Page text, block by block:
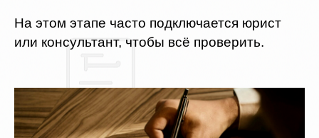
На этом этапе часто подключается юрист
или консультант, чтобы всё проверить.